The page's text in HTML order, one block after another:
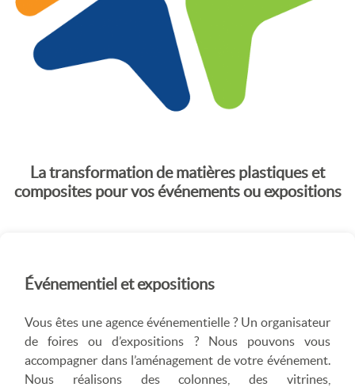
La transformation de matières plastiques et
composites pour vos événements ou expositions
Événementiel et expositions
Vous êtes une agence événementielle ? Un organisateur
de foires ou d’expositions ? Nous pouvons vous
accompagner dans l’aménagement de votre événement.
Nous réalisons des colonnes, des vitrines,